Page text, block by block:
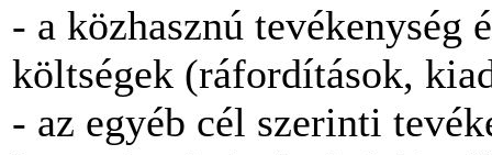
- a közhasznú tevékenység
költségek (ráfordítások,
- az egyéb cél szerinti